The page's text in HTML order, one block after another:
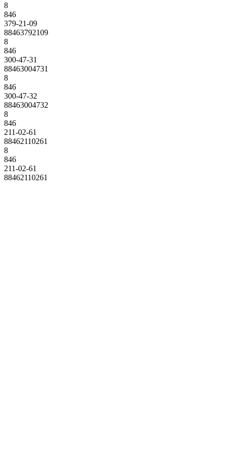
8
846
379-21-09
88463792109
8
846
300-47-31
88463004731
8
846
300-47-32
88463004732
8
846
211-02-61
88462110261
8
846
211-02-61
88462110261